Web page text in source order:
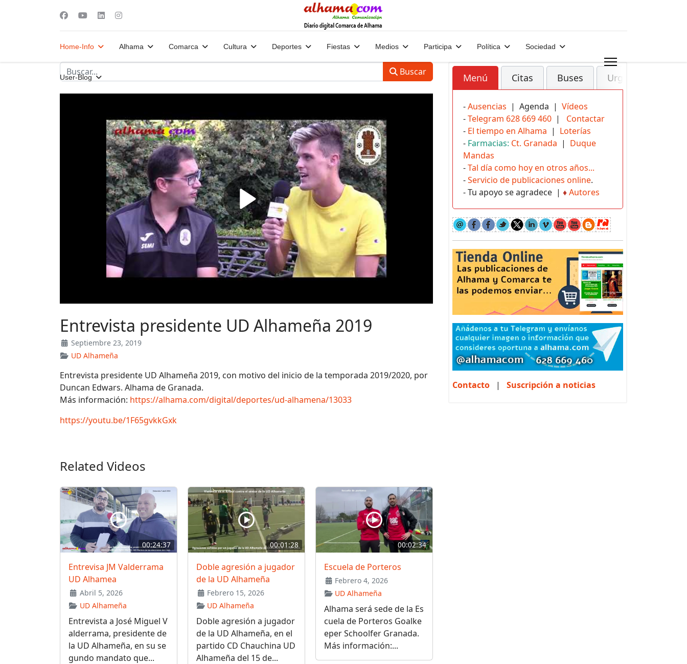
Home-Info Alhama Comarca Cultura Deportes Fiestas Medios Participa Política Sociedad
User-Blog Buscar
Entrevista presidente UD Alhameña 2019
Septiembre 23, 2019
UD Alhameña
Entrevista presidente UD Alhameña 2019, con motivo del inicio de la temporada 2019/2020, por
Duncan Edwars. Alhama de Granada.
Más información: https://alhama.com/digital/deportes/ud-alhamena/13033
https://youtu.be/1F65gvkkGxk
Related Videos
00:24:37
Entrevisa JM Valderrama
UD Alhamea
Abril 5, 2026
UD Alhameña
Entrevista a José Miguel V
alderrama, presidente de
la UD Alhameña, en su se
gundo mandato que...
00:01:28
Doble agresión a jugador
de la UD Alhameña
Febrero 15, 2026
UD Alhameña
Doble agresión a jugador
de la UD Alhameña, en el
partido CD Chauchina UD
Alhameña del 15 de...
00:02:34
Escuela de Porteros
Febrero 4, 2026
UD Alhameña
Alhama será sede de la Es
cuela de Porteros Goalke
eper Schoolfer Granada.
Más información:...
Menú Citas Buses Urgencias
-Ausencias | Agenda | Vídeos
-Telegram 628 669 460 | Contactar
- El tiempo en Alhama | Loterías
- Farmacias: Ct. Granada | Duque
Mandas
-Tal día como hoy en otros años...
-Servicio de publicaciones online.
- Tu apoyo se agradece | ♦Autores
Contacto | Suscripción a noticias